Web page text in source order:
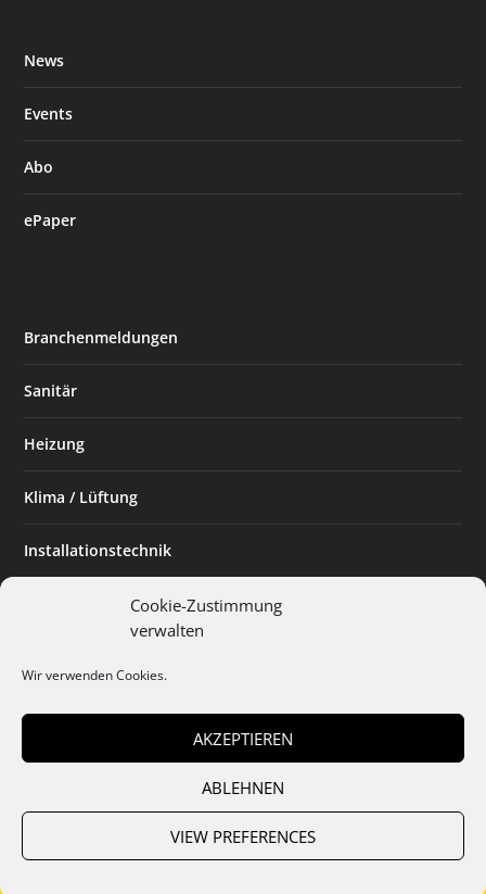
Cookie-Zustimmung
verwalten
Wir verwenden Cookies.
AKZEPTIEREN
ABLEHNEN
VIEW PREFERENCES
News
Events
Abo
ePaper
Branchenmeldungen
Sanitär
Heizung
Klima / Lüftung
Installationstechnik
Planen & Bauen
Installateur des Monats
Mediadaten Cookies Datenschutz